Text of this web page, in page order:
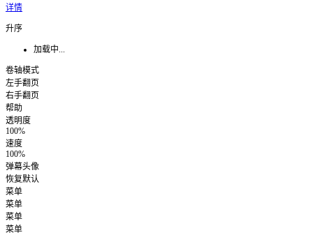
详情
升序
加载中...
卷轴模式
左手翻页
右手翻页
帮助
透明度
100%
速度
100%
弹幕头像
恢复默认
菜单
菜单
菜单
菜单